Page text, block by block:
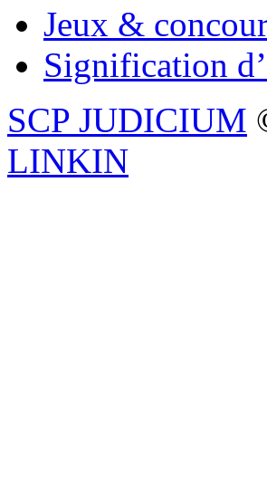
Jeux &
Signification
SCP JUDICIUM
LINKIN